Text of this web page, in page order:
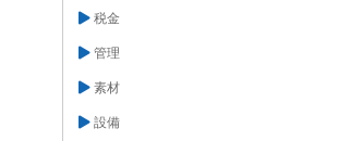
税金
管理
素材
設備